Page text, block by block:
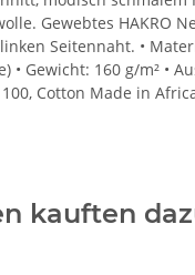
Gewebtes
Seitennaht. •
• Gewicht: 160 g/m²
Cotton Made in
kauften